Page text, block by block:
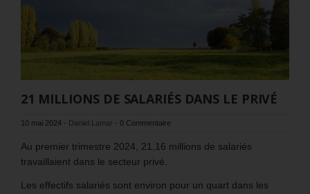
21 MILLIONS DE SALARIÉS DANS LE PRIVÉ
10 mai 2024 - Daniel Lamar - 0 Commentaire
Au premier trimestre 2024, 21,16 millions de salariés
travaillaient dans le secteur privé.
Les effectifs salariés sont environ pour un quart dans les